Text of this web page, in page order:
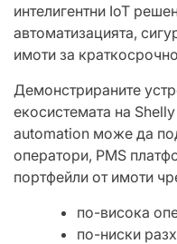
интелигентни IoT
автоматизацията,
имоти за
Демонстрираните
екосистемата на
automation може да
оператори, PMS
портфейли от имоти
по-висока
по-ниски